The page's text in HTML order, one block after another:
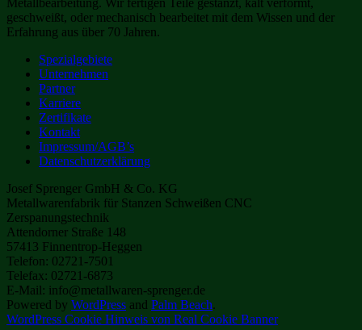
geschweißt, oder mechanisch bearbeitet mit dem Wissen und der
Erfahrung aus über 70 Jahren.
Spezialgebiete
Unternehmen
Partner
Karriere
Zertifikate
Kontakt
Impressum/AGB’s
Datenschutzerklärung
Josef Sprenger GmbH & Co. KG
Metallwarenfabrik für Stanzen Schweißen CNC
Zerspanungstechnik
Attendorner Straße 148
57413 Finnentrop-Heggen
Telefon: 02721-7501
Telefax: 02721-6873
E-Mail: info@metallwaren-sprenger.de
Powered by WordPress and Palm Beach.
WordPress Cookie Hinweis von Real Cookie Banner